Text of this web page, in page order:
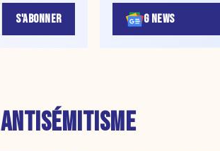
S'ABONNER G NEWS
ANTISÉMITISME